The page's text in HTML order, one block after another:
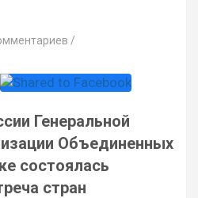
Генеральной
Объединенных
состоялась
стран